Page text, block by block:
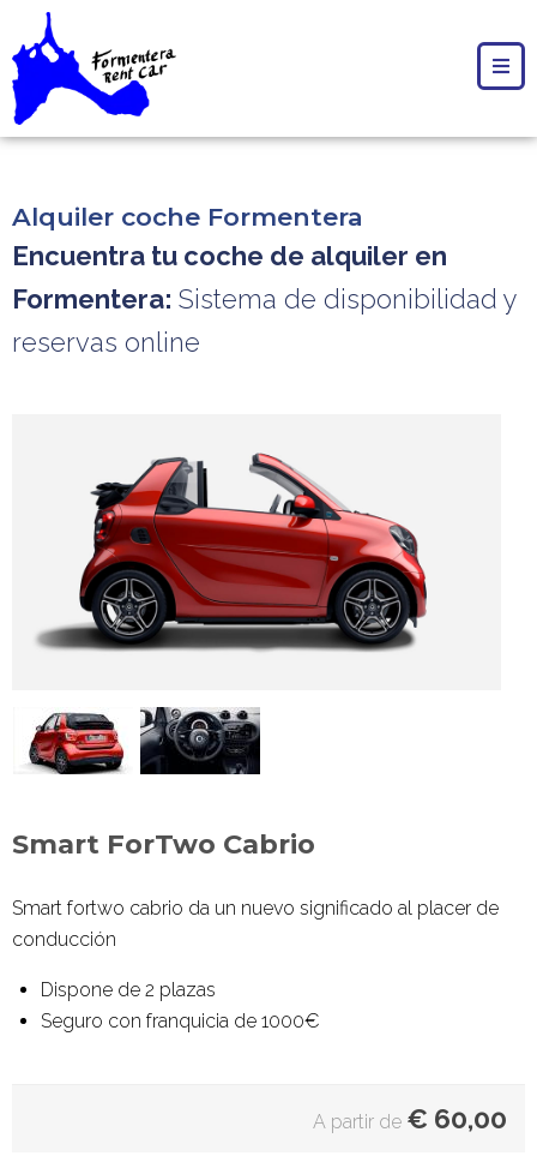
Alquiler coche Formentera
Encuentra tu coche de alquiler en
Formentera: Sistema de disponibilidad y
reservas online
Smart ForTwo Cabrio
Smart fortwo cabrio da un nuevo significado al placer de
conducción
Dispone de 2 plazas
Seguro con franquicia de 1000€
A partir de € 60,00